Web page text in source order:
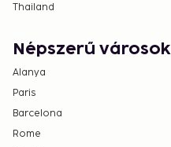
Thailand
Népszerű városok
Alanya
Paris
Barcelona
Rome